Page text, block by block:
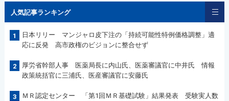
人気記事ランキング
1
日本リリー マンジャロ皮下注の「持続可能性特例価格調整」適
応に反発 高市政権のビジョンに整合せず
2
厚労省幹部人事 医薬局長に内山氏、医薬審議官に中井氏 情報
政策統括官に三浦氏、医産審議官に安藤氏
3
ＭＲ認定センター 「第1回ＭＲ基礎試験」結果発表 受験実人数